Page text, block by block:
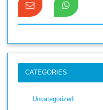
CATEGORIES
Uncategorized